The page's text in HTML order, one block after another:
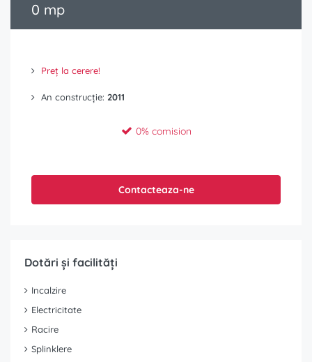
0 mp
Preț la cerere!
An construcție: 2011
0% comision
Contacteaza-ne
Dotări și facilități
Incalzire
Electricitate
Racire
Splinklere